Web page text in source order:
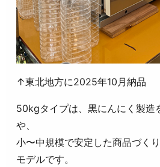
↑東北地方に2025年10月納品
50kgタイプは、黒にんにく製造
や、
小〜中規模で安定した商品づく
モデルです。